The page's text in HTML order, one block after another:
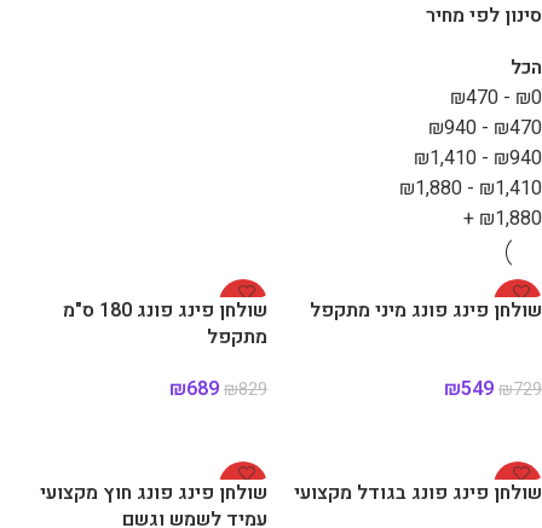
סינון לפי מחיר
הכל
₪0
-
₪470
₪470
-
₪940
₪940
-
₪1,410
₪1,410
-
₪1,880
₪1,880
+
-25%
שולחן פינג פונג מיני מתקפל
₪729
₪549
-17%
שולחן פינג פונג 180 ס"מ
מתקפל
₪829
₪689
-16%
שולחן פינג פונג בגודל מקצועי -21%
שולחן פינג פונג חוץ מקצועי
עמיד לשמש וגשם